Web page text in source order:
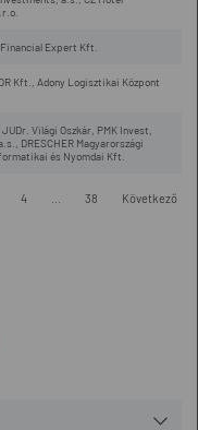
Expert Kft.
Kft., Adony Logisztikai Központ
Világi Oszkár, PMK Invest,
DRESCHER Magyarországi
és Nyomdai Kft.
4 38 Következő